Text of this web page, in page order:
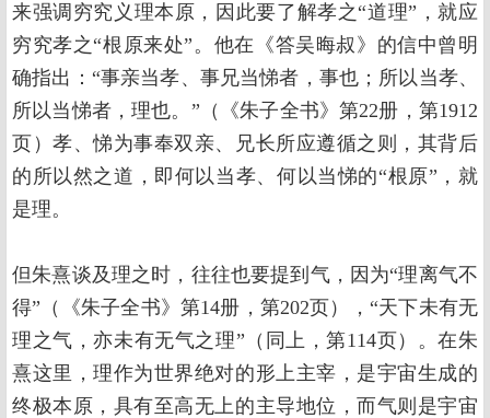
来强调穷究义理本原，因此要了解孝之“道理”，就应
穷究孝之“根原来处”。他在《答吴晦叔》的信中曾明
确指出：“事亲当孝、事兄当悌者，事也；所以当孝、
所以当悌者，理也。”（《朱子全书》第22册，第1912
页）孝、悌为事奉双亲、兄长所应遵循之则，其背后
的所以然之道，即何以当孝、何以当悌的“根原”，就
是理。
但朱熹谈及理之时，往往也要提到气，因为“理离气不
得”（《朱子全书》第14册，第202页），“天下未有无
理之气，亦未有无气之理”（同上，第114页）。在朱
熹这里，理作为世界绝对的形上主宰，是宇宙生成的
终极本原，具有至高无上的主导地位，而气则是宇宙